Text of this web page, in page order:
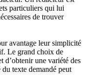
particuliers qui lui
de trouver
avantage leur simplicité
Le grand choix de
d’obtenir une variété des
texte demandé peut